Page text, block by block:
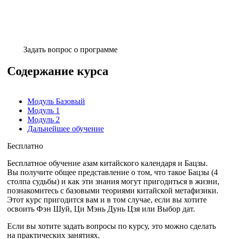
Задать вопрос о программе
Содержание курса
Модуль Базовый
Модуль 1
Модуль 2
Дальнейшее обучение
Бесплатно
Бесплатное обучение азам китайского календаря и Бацзы.
Вы получите общее представление о том, что такое Бацзы (4
столпа судьбы) и как эти знания могут пригодиться в жизни,
познакомитесь с базовыми теориями китайской метафизики.
Этот курс пригодится вам и в том случае, если вы хотите
освоить Фэн Шуй, Ци Мэнь Дунь Цзя или Выбор дат.
Если вы хотите задать вопросы по курсу, это можно сделать
на практических занятиях.